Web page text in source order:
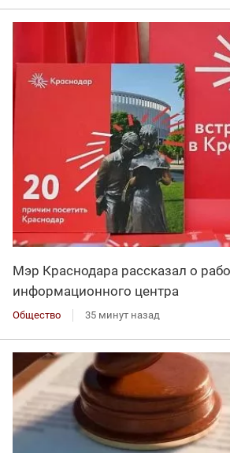
Мэр Краснодара рассказал о
информационного центра
Общество 35 минут назад